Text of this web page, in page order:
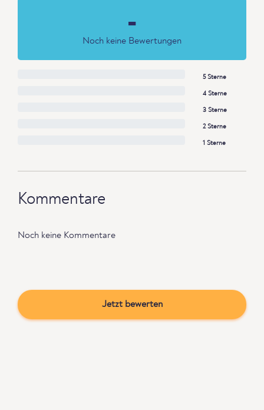
-
Noch keine Bewertungen
5 Sterne
4 Sterne
3 Sterne
2 Sterne
1 Sterne
Kommentare
Noch keine Kommentare
Jetzt bewerten